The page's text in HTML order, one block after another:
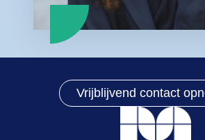
Vrijblijvend contact